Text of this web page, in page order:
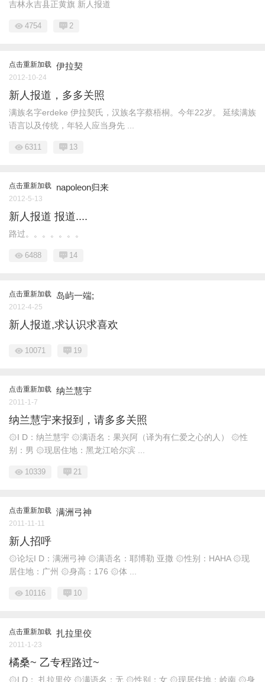
吉林永吉县正黄旗 新人报道
4754 2
点击重新加载 伊拉契
2012-10-24
新人报道，多多关照
满族名字erdeke 伊拉契氏，汉族名字蔡梧桐。今年22岁。 延续满族
语言以及传统，年轻人应当身先 ...
6311 13
点击重新加载 napoleon归来
2012-5-13
新人报道 报道....
路过。。。。。。。
6488 14
点击重新加载 岛屿一端;
2012-4-25
新人报道,求认识求喜欢
10071 19
点击重新加载 纳兰慧宇
2011-1-7
纳兰慧宇来报到，请多多关照
۞I D：纳兰慧宇 ۞满语名：果兴阿（译为有仁爱之心的人） ۞性
别：男 ۞现居住地：黑龙江哈尔滨 ...
10339 21
点击重新加载 满洲弓神
2011-11-11
新人招呼
۞论坛I D：满洲弓神 ۞满语名：耶博勒 亚撒 ۞性别：HAHA ۞现
居住地：广州 ۞身高：176 ۞体 ...
10116 10
点击重新加载 扎拉里佼
2011-1-23
橘桑~ 乙专程路过~
۞I D： 扎拉里佼 ۞满语名：无 ۞性别：女 ۞现居住地：岭南 ۞身